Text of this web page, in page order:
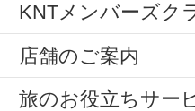
KNTメンバーズク
店舗のご案内
旅のお役立ちサー